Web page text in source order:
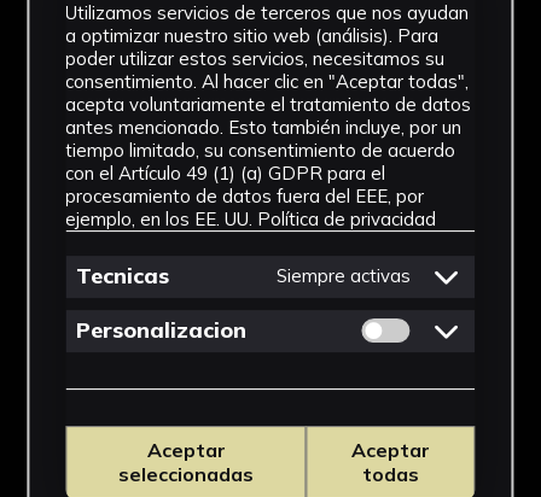
NºCatálogo
FGD-05-0XX-099
Tipología
Documento
Cronología
2019 - 2020
Técnica
Impresión
Materiales
Papel
Utilizamos servicios de terceros que nos ayudan
a optimizar nuestro sitio web (análisis). Para
poder utilizar estos servicios, necesitamos su
consentimiento. Al hacer clic en "Aceptar todas",
acepta voluntariamente el tratamiento de datos
antes mencionado. Esto también incluye, por un
tiempo limitado, su consentimiento de acuerdo
con el Artículo 49 (1) (a) GDPR para el
procesamiento de datos fuera del EEE, por
ejemplo, en los EE. UU. Política de privacidad
Tecnicas Siempre activas
Personalizacion Permitir cookies
Aceptar
seleccionadas
Aceptar
todas